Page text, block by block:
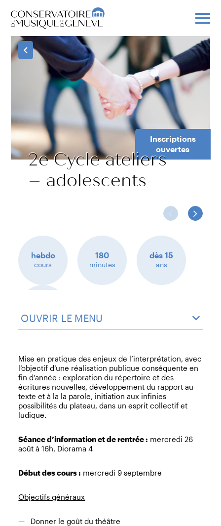
Inscriptions
ouvertes
2e Cycle ateliers
– adolescents
hebdo
cours
180
minutes
dès 15
ans
OUVRIR LE MENU
Mise en pratique des enjeux de l’interprétation, avec
l’objectif d’une réalisation publique conséquente en
fin d’année : exploration du répertoire et des
écritures nouvelles, développement du rapport au
texte et à la la parole, initiation aux infinies
possibilités du plateau, dans un esprit collectif et
ludique.
Séance d’information et de rentrée : mercredi 26
août à 16h, Diorama 4
Début des cours : mercredi 9 septembre
Objectifs généraux
Donner le goût du théâtre